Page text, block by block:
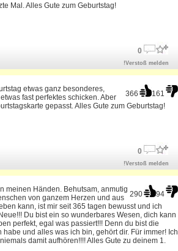
Mal. Alles Gute zum Geburtstag!
0
!Verstoß melden
366 161
etwas ganz besonderes,
fast perfektes schicken. Aber
gepasst. Alles Gute zum Geburtstag!
0
!Verstoß melden
290 94
meinen Händen. Behutsam, anmutig
von ganzem Herzen und aus
kann, ist mir seit 365 tagen bewusst und ich
Du bist ein so wunderbares Wesen, dich kann
perfekt, egal was passiert!!! Denn du bist die
und alles was ich bin, gehört dir. Für immer! Ich
damit aufhören!!!! Alles Gute zu deinem 1.